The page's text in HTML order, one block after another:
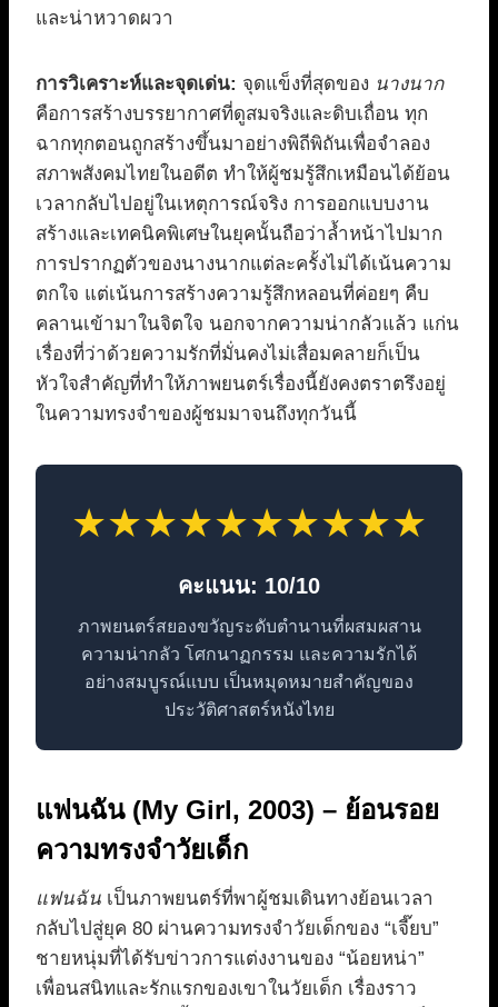
และน่าหวาดผวา
การวิเคราะห์และจุดเด่น: จุดแข็งที่สุดของ นางนาก
คือการสร้างบรรยากาศที่ดูสมจริงและดิบเถื่อน ทุก
ฉากทุกตอนถูกสร้างขึ้นมาอย่างพิถีพิถันเพื่อจำลอง
สภาพสังคมไทยในอดีต ทำให้ผู้ชมรู้สึกเหมือนได้ย้อน
เวลากลับไปอยู่ในเหตุการณ์จริง การออกแบบงาน
สร้างและเทคนิคพิเศษในยุคนั้นถือว่าล้ำหน้าไปมาก
การปรากฏตัวของนางนากแต่ละครั้งไม่ได้เน้นความ
ตกใจ แต่เน้นการสร้างความรู้สึกหลอนที่ค่อยๆ คืบ
คลานเข้ามาในจิตใจ นอกจากความน่ากลัวแล้ว แก่น
เรื่องที่ว่าด้วยความรักที่มั่นคงไม่เสื่อมคลายก็เป็น
หัวใจสำคัญที่ทำให้ภาพยนตร์เรื่องนี้ยังคงตราตรึงอยู่
ในความทรงจำของผู้ชมมาจนถึงทุกวันนี้
★★★★★★★★★★
คะแนน: 10/10
ภาพยนตร์สยองขวัญระดับตำนานที่ผสมผสาน
ความน่ากลัว โศกนาฏกรรม และความรักได้
อย่างสมบูรณ์แบบ เป็นหมุดหมายสำคัญของ
ประวัติศาสตร์หนังไทย
แฟนฉัน (My Girl, 2003) – ย้อนรอย
ความทรงจำวัยเด็ก
แฟนฉัน เป็นภาพยนตร์ที่พาผู้ชมเดินทางย้อนเวลา
กลับไปสู่ยุค 80 ผ่านความทรงจำวัยเด็กของ “เจี๊ยบ”
ชายหนุ่มที่ได้รับข่าวการแต่งงานของ “น้อยหน่า”
เพื่อนสนิทและรักแรกของเขาในวัยเด็ก เรื่องราว